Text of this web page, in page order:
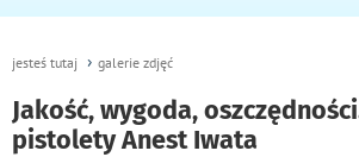
jesteś tutaj galerie zdjęć
Jakość, wygoda,
pistolety Anest Iwata